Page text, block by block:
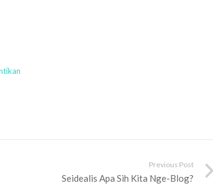
Previous Post
Seidealis Apa Sih Kita Nge-Blog?